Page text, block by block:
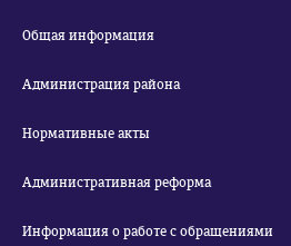
Общая информация
Администрация района
Нормативные акты
Административная реформа
Информация о работе с обращениями